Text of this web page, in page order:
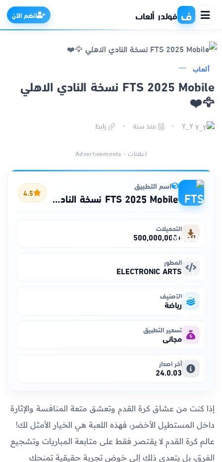
ف فولدر ألعاب انضم الآن
التطبيقات
الألعاب
ذكاء اصطناعي
ألعاب
FTS 2025 Mobile نسخة النادي الاهلي
🦅❤️
منذ سنة رابط
اعلانات - Advertisements
اسم التطبيق
FTS 2025 Mobile نسخة النادي الاهلي 🦅❤️ 4.5
التحميلات
+500,000,000
المطور
ELECTRONIC ARTS
التصنيف
رياضة
تسعير التطبيق
مجاني
آخر اصدار
24.0.03
إذا كنت من عشاق كرة القدم وتعشق متعة المنافسة والإثارة
داخل المستطيل الأخضر، فهذه اللعبة هي الخيار الأمثل لك!
عالم كرة القدم لا يقتصر فقط على متابعة المباريات وتشجيع
الفرق، بل يتعدى ذلك إلى خوض تجربة حقيقية تمنحك